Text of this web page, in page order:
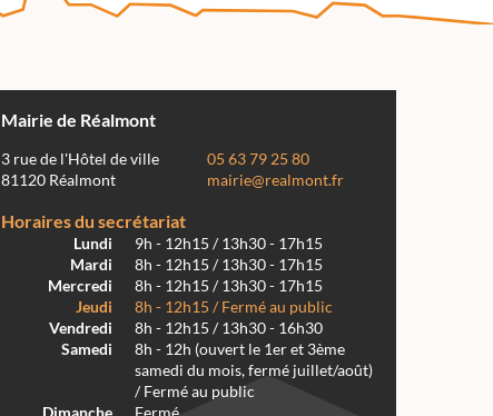
Mairie de Réalmont
3 rue de l'Hôtel de ville
81120 Réalmont
05 63 79 25 80
mairie@realmont.fr
Horaires du secrétariat
Lundi
9h - 12h15 / 13h30 - 17h15
Mardi
8h - 12h15 / 13h30 - 17h15
Mercredi
8h - 12h15 / 13h30 - 17h15
Jeudi
8h - 12h15 / Fermé au public
Vendredi
8h - 12h15 / 13h30 - 16h30
Samedi
8h - 12h (ouvert le 1er et 3ème
samedi du mois, fermé juillet/août)
/ Fermé au public
Dimanche
Fermé